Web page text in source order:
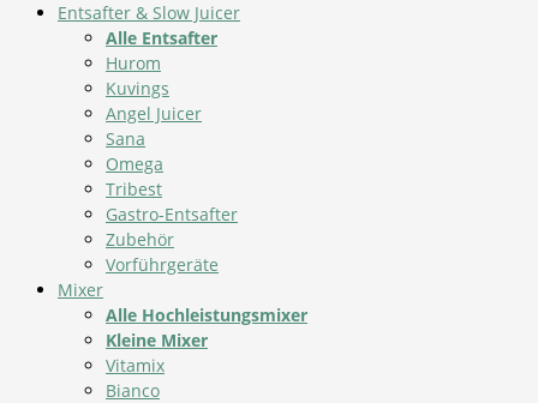
Entsafter & Slow Juicer
Alle Entsafter
Hurom
Kuvings
Angel Juicer
Sana
Omega
Tribest
Gastro-Entsafter
Zubehör
Vorführgeräte
Mixer
Alle Hochleistungsmixer
Kleine Mixer
Vitamix
Bianco